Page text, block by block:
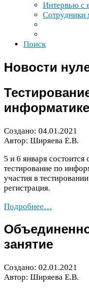
Интервью с
Сотрудники
Поиск
Новости
информатике
Создано: 04.01.2021
Автор: Ширяева Е.В.
5 и 6 января состоится
тестирование по
участия в
регистрация.
Подробнее…
занятие
Создано: 02.01.2021
Автор: Ширяева Е.В.